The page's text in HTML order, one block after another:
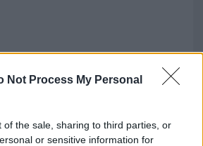
Not Process My Personal
of the sale, sharing to third parties, or
or sensitive information for